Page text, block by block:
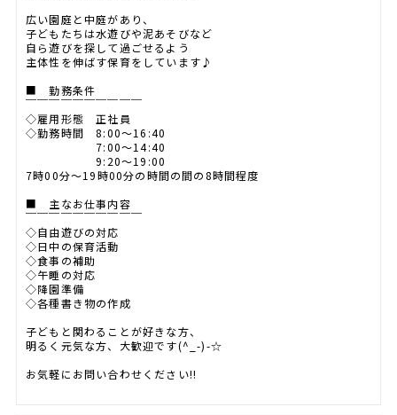
広い園庭と中庭があり、
子どもたちは水遊びや泥あそびなど
自ら遊びを探して過ごせるよう
主体性を伸ばす保育をしています♪
■ 勤務条件
￣￣￣￣￣￣￣￣￣￣
◇雇用形態 正社員
◇勤務時間 8:00～16:40
7:00～14:40
9:20～19:00
7時00分〜19時00分の時間の間の8時間程度
■ 主なお仕事内容
￣￣￣￣￣￣￣￣￣￣
◇自由遊びの対応
◇日中の保育活動
◇食事の補助
◇午睡の対応
◇降園準備
◇各種書き物の作成
子どもと関わることが好きな方、
明るく元気な方、大歓迎です(^_-)-☆
お気軽にお問い合わせください!!